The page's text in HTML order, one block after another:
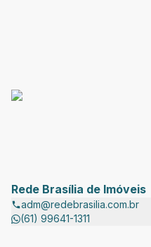
Rede Brasília de Imóveis
adm@redebrasilia.com.br
(61) 99641-1311